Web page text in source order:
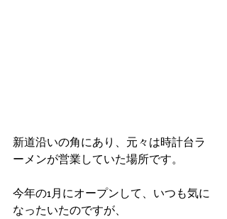
新道沿いの角にあり、元々は時計台ラ
ーメンが営業していた場所です。
今年の1月にオープンして、いつも気に
なったいたのですが、